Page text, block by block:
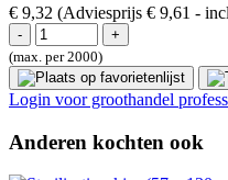
€ 9,32 (Adviesprijs € 9,61 -
(max. per 2000)
Login voor groothandel
Anderen kochten ook